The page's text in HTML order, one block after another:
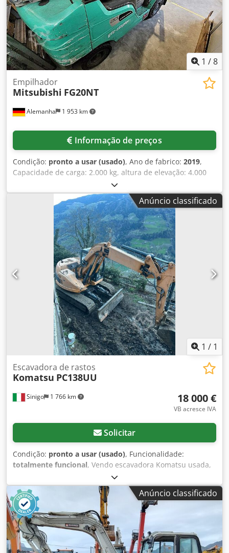
1 /8
Alemanha 1 953 km
Empilhador
Mitsubishi FG20NT
Informação de preços
Condição: pronto a usar (usado), Ano de fabrico: 2019,
Capacidade de carga: 2.000 kg, altura de elevação: 4.000
mm, comprimento do garfo: 1.220 mm, potência: 41 kW,
combustível: gás, dimensões da máquina X/Y: aprox. 2.350
mm/1.000 mm, horas de operação: 1.793 h. Incluindo
acessório Bolzoni Shifter 5BSS200F, modelo do mastro:
5F20C40, altura da torre: 2500 mm. Documentação
disponível. É possível fazer uma inspeção no local. Chjdpsv
Ip Sgsfx Ap Eja
Anúncio classificado
1 / 1
Sinigo 1 766 km
Escavadora de rastos
Komatsu PC138UU
18 000 €
VB acresce IVA
Solicitar
Condição: pronto a usar (usado), Funcionalidade:
totalmente funcional, Vendo escavadora Komatsu usada,
mas em bom estado de conservação. Muito ágil e em boas
condições. Chsdpfx Aszlhdfsp Eoa
Anúncio classificado